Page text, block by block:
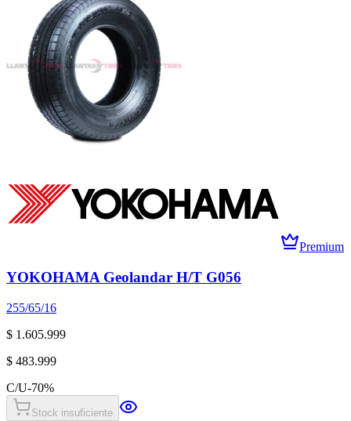
Premium
YOKOHAMA Geolandar H/T G056
255/65/16
$ 1.605.999
$ 483.999
C/U-70%
Stock insuficiente